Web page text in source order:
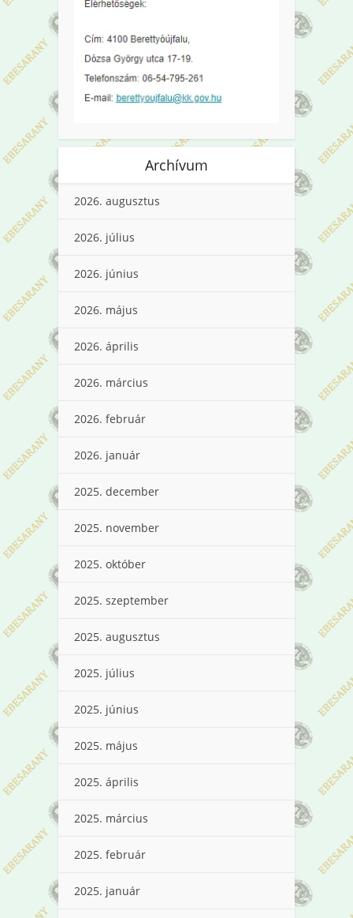
Archívum
2026. augusztus
2026. július
2026. június
2026. május
2026. április
2026. március
2026. február
2026. január
2025. december
2025. november
2025. október
2025. szeptember
2025. augusztus
2025. július
2025. június
2025. május
2025. április
2025. március
2025. február
2025. január